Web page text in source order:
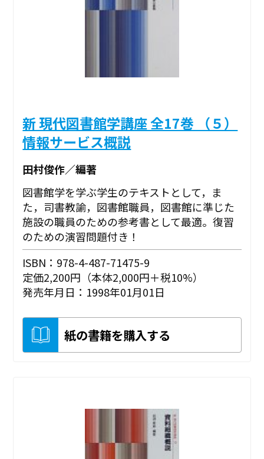
新 現代図書館学講座 全17巻 （５）
情報サービス概説
田村俊作／編著
図書館学を学ぶ学生のテキストとして，ま
た，司書教諭，図書館職員，図書館に準じた
施設の職員のための参考書として最適。復習
のための演習問題付き！
ISBN：978-4-487-71475-9
定価2,200円（本体2,000円＋税10%）
発売年月日：1998年01月01日
紙の書籍を購入する